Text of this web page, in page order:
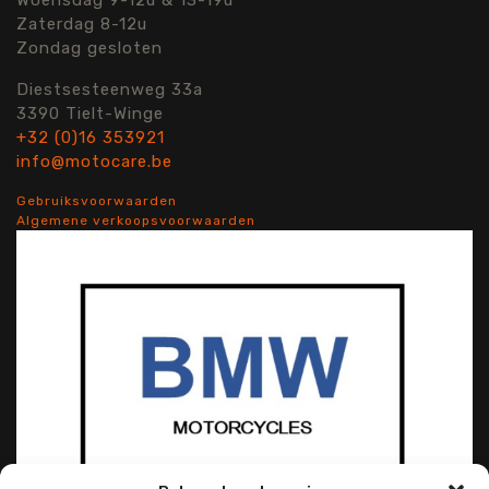
Zaterdag 8-12u
Zondag gesloten
Diestsesteenweg 33a
3390 Tielt-Winge
+32 (0)16 353921
info@motocare.be
Gebruiksvoorwaarden
Algemene verkoopsvoorwaarden